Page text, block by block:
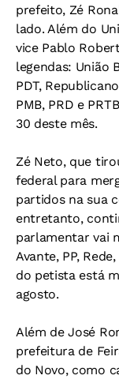
prefeito, Zé
lado. Além do
vice Pablo
legendas: União
PDT,
PMB, PRD e
30 deste mês.
Zé Neto, que
federal para
partidos na sua
entretanto,
parlamentar vai
Avante, PP,
do petista está
agosto.
Além de José
prefeitura de
do Novo, como